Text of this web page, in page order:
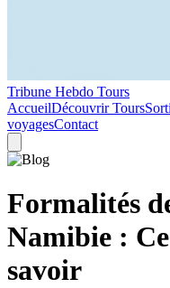
Tribune Hebdo Tours
AccueilDécouvrir Tours
voyagesContact
Formalités
Namibie :
savoir